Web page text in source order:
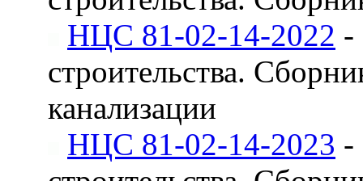
НЦС 81-02-14-2022 -
строительства.
канализации
НЦС 81-02-14-2023 -